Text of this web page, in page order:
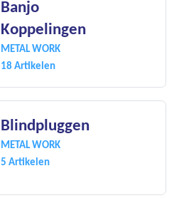
Banjo
Koppelingen
METAL WORK
18 Artikelen
Blindpluggen
METAL WORK
5 Artikelen